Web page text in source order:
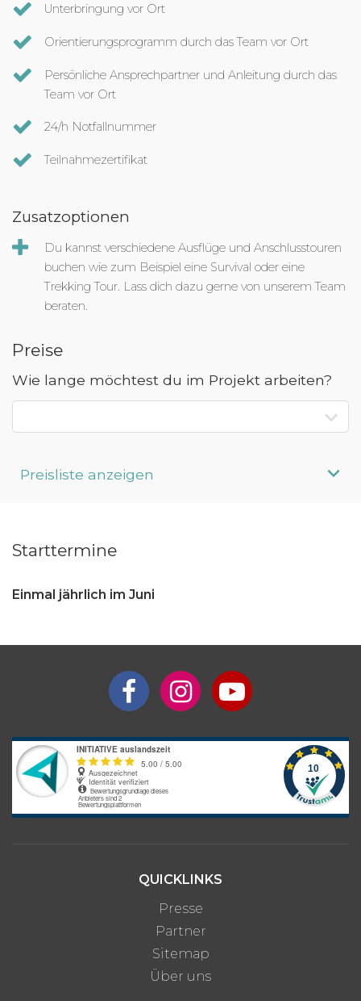
Unterbringung vor Ort
Orientierungsprogramm durch das Team vor Ort
Persönliche Ansprechpartner und Anleitung durch das
Team vor Ort
24/h Notfallnummer
Teilnahmezertifikat
Zusatzoptionen
Du kannst verschiedene Ausflüge und Anschlusstouren
buchen wie zum Beispiel eine Survival oder eine
Trekking Tour. Lass dich dazu gerne von unserem Team
beraten.
Preise
Wie lange möchtest du im Projekt arbeiten?
Preisliste anzeigen
Interesse an längerem
Anbieters, die je nach gewünschter Unterkunftsart und optionalen
Starttermine
Einmal jährlich im Juni
QUICKLINKS
Presse
Partner
Sitemap
Über uns